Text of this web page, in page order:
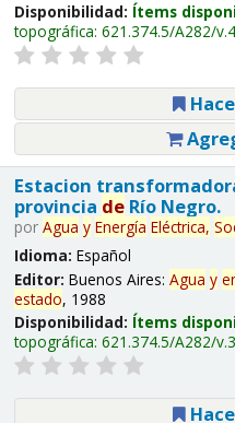
Disponibilidad: Ítems
topográfica: 621.374.5/A282/v.4
Estacion
provincia deRío Negro.
por Agua y Energía Eléctrica,
Idioma: Español
Editor: Buenos Aires: Agua y
estado, 1988
Disponibilidad: Ítems
topográfica: 621.374.5/A282/v.3